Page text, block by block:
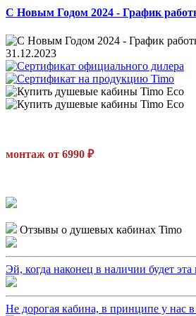
С Новым Годом 2024 - График
31.12.2023
монтаж от 6990 ₽
Отзывы о душевых кабинах Timo
Эй, когда наконец в наличии будет
Не дорогая кабина, в принципе у нас